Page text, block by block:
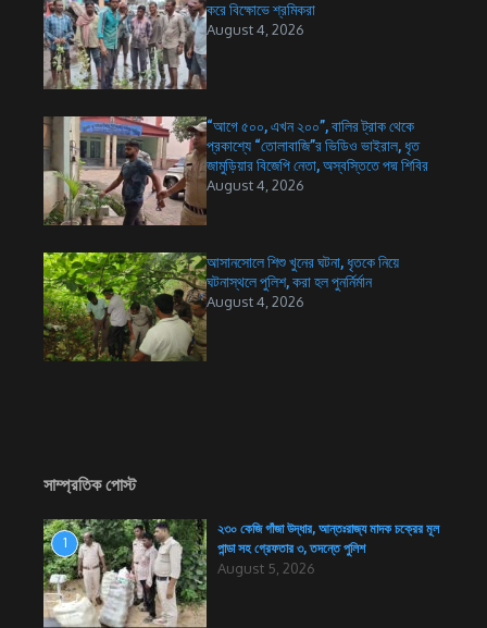
করে বিক্ষোভে শ্রমিকরা
August 4, 2026
“আগে ৫০০, এখন ২০০”, বালির ট্রাক থেকে
প্রকাশ্যে “তোলাবাজি”র ভিডিও ভাইরাল, ধৃত
জামুড়িয়ার বিজেপি নেতা, অস্বস্তিতে পদ্ম শিবির
August 4, 2026
আসানসোলে শিশু খুনের ঘটনা, ধৃতকে নিয়ে
ঘটনাস্থলে পুলিশ, করা হল পুনর্নির্মান
August 4, 2026
সাম্প্রতিক পোস্ট
1
২৩০ কেজি গাঁজা উদ্ধার, আন্তঃরাজ্য মাদক চক্রের মূল
পান্ডা সহ গ্রেফতার ৩, তদন্তে পুলিশ
August 5, 2026